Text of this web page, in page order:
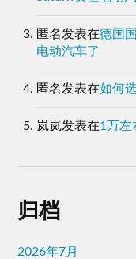
匿名发表在德国
电动汽车了
匿名发表在如何
岚岚发表在1万左
归档
2026年7月